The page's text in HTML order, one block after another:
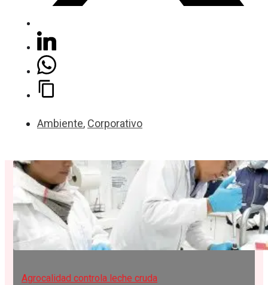
Ambiente, Corporativo
Agrocalidad controla leche cruda